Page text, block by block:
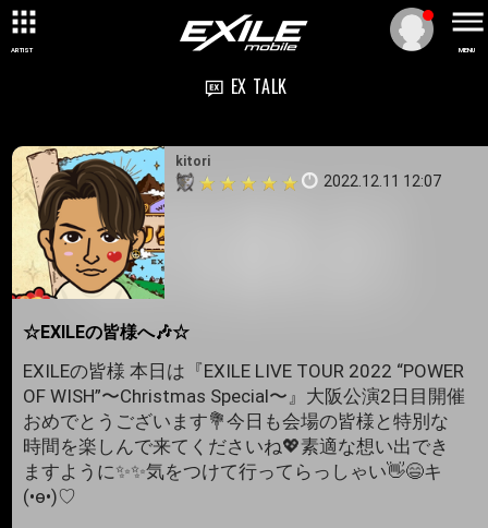
ARTIST MENU
EX TALK
kitori
2022.12.11 12:07
☆EXILEの皆様へ🎶☆
EXILEの皆様 本日は『EXILE LIVE TOUR 2022 “POWER
OF WISH”〜Christmas Special〜』大阪公演2日目開催
おめでとうございます💐今日も会場の皆様と特別な
時間を楽しんで来てくださいね💖素適な想い出でき
ますように✨✨気をつけて行ってらっしゃい👋😄キ
(•ө•)♡